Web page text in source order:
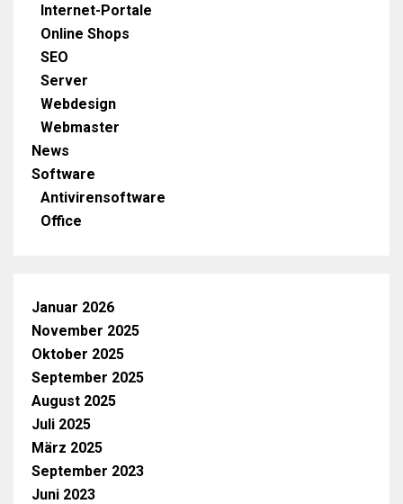
Internet-Portale
Online Shops
SEO
Server
Webdesign
Webmaster
News
Software
Antivirensoftware
Office
Januar 2026
November 2025
Oktober 2025
September 2025
August 2025
Juli 2025
März 2025
September 2023
Juni 2023